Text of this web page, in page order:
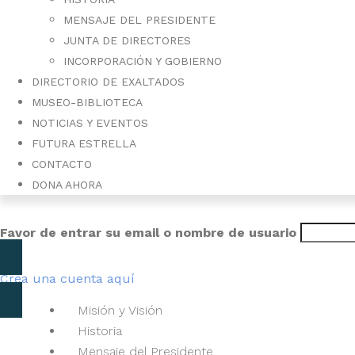
MENSAJE DEL PRESIDENTE
JUNTA DE DIRECTORES
INCORPORACIÓN Y GOBIERNO
DIRECTORIO DE EXALTADOS
MUSEO-BIBLIOTECA
NOTICIAS Y EVENTOS
FUTURA ESTRELLA
CONTACTO
DONA AHORA
Favor de entrar su email o nombre de usuario
Crea una cuenta aquí
Sobre el Pabellón
Misión y Visión
Historia
Mensaje del Presidente